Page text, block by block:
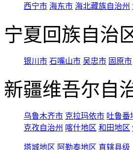
西宁市 海东市 海北藏族自治州
宁夏回族自治
银川市 石嘴山市 吴忠市 固原市
新疆维吾尔自
乌鲁木齐市 克拉玛依市 吐鲁番
克孜自治州 喀什地区 和田地区
塔城地区 阿勒泰地区 直辖县级